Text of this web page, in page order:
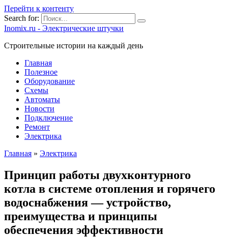
Перейти к контенту
Search for:
Inomix.ru - Электрические штучки
Cтроительные истории на каждый день
Главная
Полезное
Оборудование
Схемы
Автоматы
Новости
Подключение
Ремонт
Электрика
Главная » Электрика
Принцип работы двухконтурного
котла в системе отопления и горячего
водоснабжения — устройство,
преимущества и принципы
обеспечения эффективности